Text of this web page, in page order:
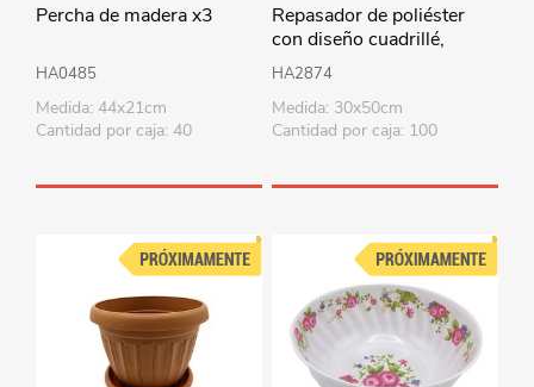
Percha de madera x3
HA0485
Medida: 44x21cm
Cantidad por caja: 40
Repasador de poliéster
con diseño cuadrillé,
PACKx12, varios colores
HA2874
Medida: 30x50cm
Cantidad por caja: 100